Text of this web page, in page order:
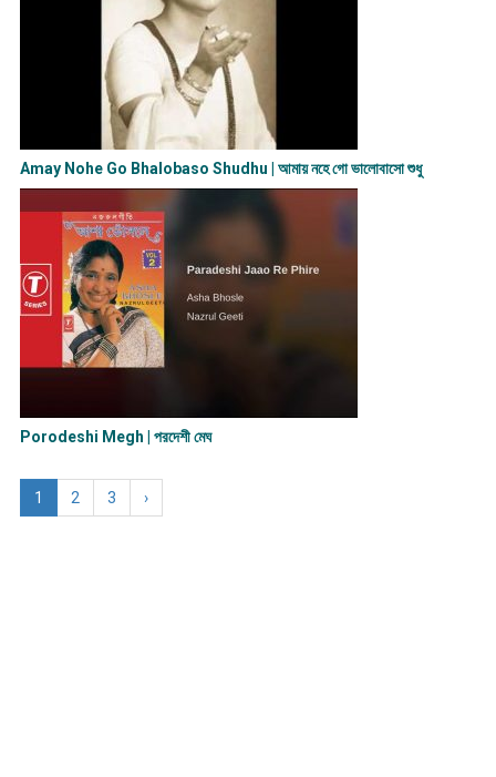
Amay Nohe Go Bhalobaso Shudhu | আমায় নহে গো ভালোবাসো শুধু
Porodeshi Megh | পরদেশী মেঘ
1 2 3 ›